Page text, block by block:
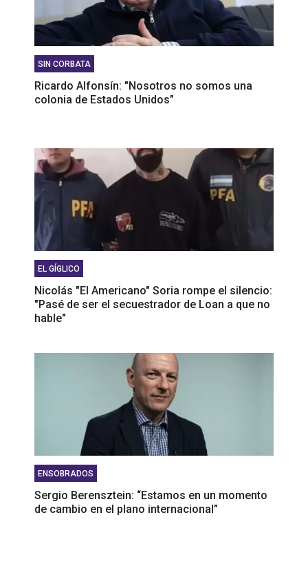
SIN CORBATA
Ricardo Alfonsín: "Nosotros no somos una
colonia de Estados Unidos”
EL GÍGLICO
Nicolás "El Americano" Soria rompe el silencio:
"Pasé de ser el secuestrador de Loan a que no
hable"
ENSOBRADOS
Sergio Berensztein: “Estamos en un momento
de cambio en el plano internacional”